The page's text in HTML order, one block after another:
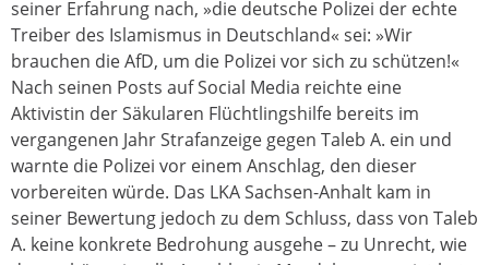
seiner Erfahrung nach, »die deutsche Polizei der echte
Treiber des Islamismus in Deutschland« sei: »Wir
brauchen die AfD, um die Polizei vor sich zu schützen!«
Nach seinen Posts auf Social Media reichte eine
Aktivistin der Säkularen Flüchtlingshilfe bereits im
vergangenen Jahr Strafanzeige gegen Taleb A. ein und
warnte die Polizei vor einem Anschlag, den dieser
vorbereiten würde. Das LKA Sachsen-Anhalt kam in
seiner Bewertung jedoch zu dem Schluss, dass von Taleb
A. keine konkrete Bedrohung ausgehe – zu Unrecht, wie